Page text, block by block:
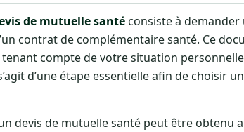
de mutuelle santé consiste à
contrat de complémentaire santé. Ce
compte de votre situation
d’une étape essentielle afin de choisir
devis de mutuelle santé peut être obtenu